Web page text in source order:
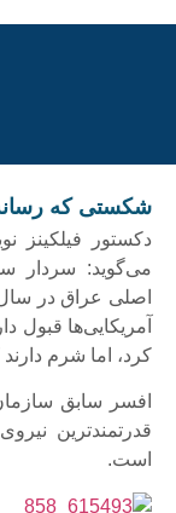
شکستی که
دکستور فیلکینز
می‌گوید: سردار
آمریکایی‌ها قبول
کرد، اما شرم
افسر سابق
قدرتمندترین
است.